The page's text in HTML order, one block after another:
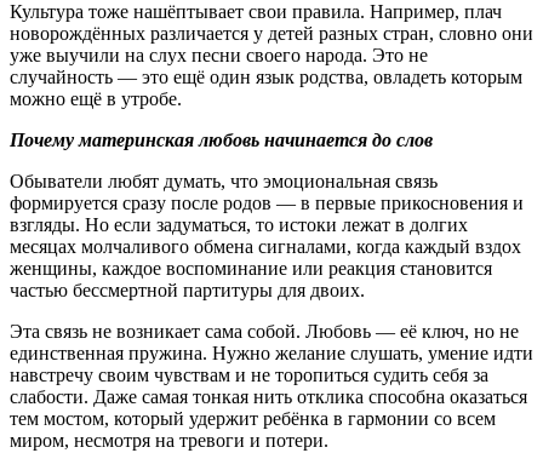
Культура тоже нашёптывает свои правила. Например, плач
новорождённых различается у детей разных стран, словно они
уже выучили на слух песни своего народа. Это не
случайность — это ещё один язык родства, овладеть которым
можно ещё в утробе.
Почему материнская любовь начинается до слов
Обыватели любят думать, что эмоциональная связь
формируется сразу после родов — в первые прикосновения и
взгляды. Но если задуматься, то истоки лежат в долгих
месяцах молчаливого обмена сигналами, когда каждый вздох
женщины, каждое воспоминание или реакция становится
частью бессмертной партитуры для двоих.
Эта связь не возникает сама собой. Любовь — её ключ, но не
единственная пружина. Нужно желание слушать, умение идти
навстречу своим чувствам и не торопиться судить себя за
слабости. Даже самая тонкая нить отклика способна оказаться
тем мостом, который удержит ребёнка в гармонии со всем
миром, несмотря на тревоги и потери.